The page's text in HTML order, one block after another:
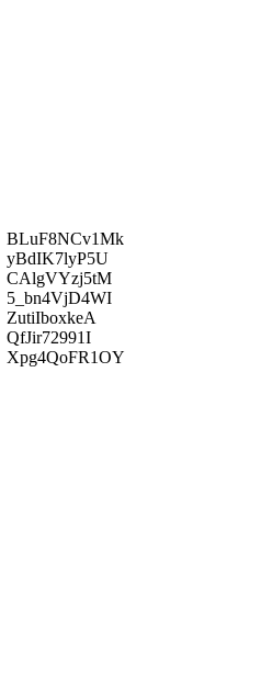
BLuF8NCv1Mk
yBdIK7lyP5U
CAlgVYzj5tM
5_bn4VjD4WI
ZutiIboxkeA
QfJir72991I
Xpg4QoFR1OY